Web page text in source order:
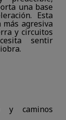
una base
Esta
más agresiva
y circuitos
sentir
y caminos